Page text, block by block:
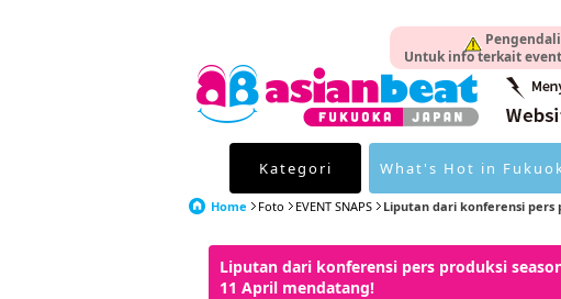
Untuk info terkait
Kategori What's Hot in
Home Foto EVENT SNAPS Liputan dari konferensi pers
Liputan dari konferensi pers produksi
11 April mendatang!